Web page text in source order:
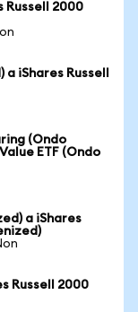
Russell 2000
iShares Russell
(Ondo
ETF (Ondo
a iShares
Russell 2000